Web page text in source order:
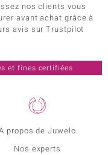
propos de Juwelo
Nos experts
nos clients vous
avant achat grâce à
avis sur Trustpilot
et fines certifiées